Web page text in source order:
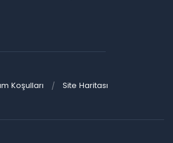
Koşulları Site Haritası